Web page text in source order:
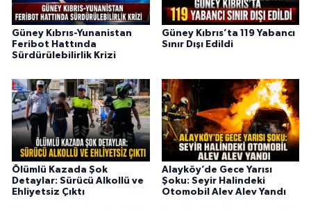
Güney Kıbrıs-Yunanistan
Feribot Hattında
Sürdürülebilirlik Krizi
Güney Kıbrıs’ta 119 Yabancı
Sınır Dışı Edildi
Ölümlü Kazada Şok
Detaylar: Sürücü Alkollü ve
Ehliyetsiz Çıktı
Alayköy’de Gece Yarısı
Şoku: Seyir Halindeki
Otomobil Alev Alev Yandı